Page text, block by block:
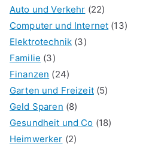
Auto und Verkehr (22)
Computer und Internet (13)
Elektrotechnik (3)
Familie (3)
Finanzen (24)
Garten und Freizeit(5)
Geld Sparen (8)
Gesundheit und Co (18)
Heimwerker (2)